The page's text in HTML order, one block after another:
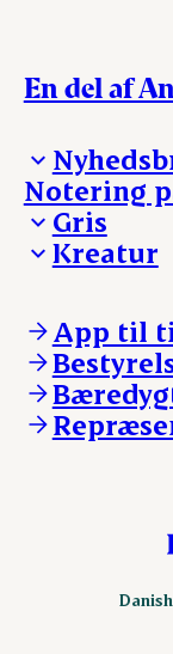
En del af
Madinspiration
Notering
Gris
Ejerinformation
Nyheder
Login
Kreatur
Kontakt os
Notering
Nyheder
Login
App til